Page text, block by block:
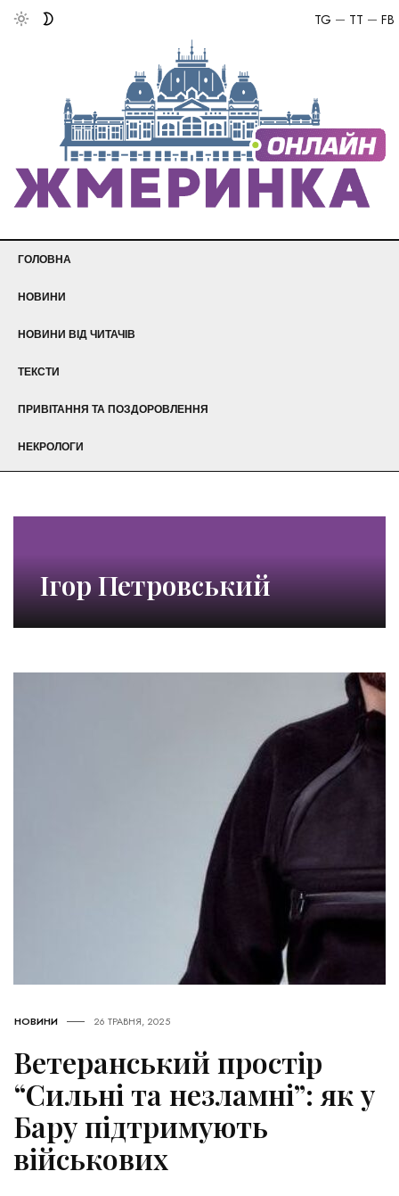
FB
TT
TG
ГОЛОВНА
НОВИНИ
НОВИНИ ВІД ЧИТАЧІВ
ТЕКСТИ
ПРИВІТАННЯ ТА ПОЗДОРОВЛЕННЯ
НЕКРОЛОГИ
Ігор Петровський
НОВИНИ 26 ТРАВНЯ, 2025
Ветеранський простір
“Сильні та незламні”: як у
Бару підтримують
військових